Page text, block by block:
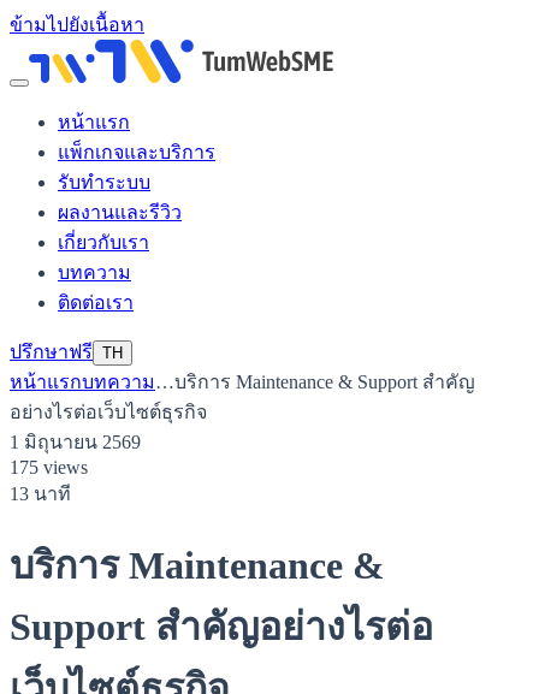
ข้ามไปยังเนื้อหา
หน้าแรก
แพ็กเกจและบริการ
รับทำระบบ
ผลงานและรีวิว
เกี่ยวกับเรา
บทความ
ติดต่อเรา
ปรึกษาฟรี TH
หน้าแรกบทความ…บริการ Maintenance & Support สำคัญ
อย่างไรต่อเว็บไซต์ธุรกิจ
1 มิถุนายน 2569
175 views
13 นาที
บริการ Maintenance &
Support สำคัญอย่างไรต่อ